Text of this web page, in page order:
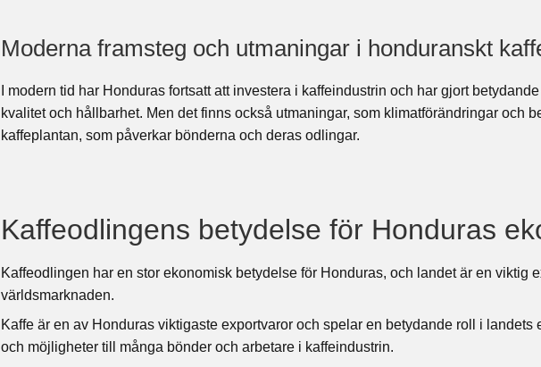
Moderna framsteg och utmaningar i honduranskt
I modern tid har Honduras fortsatt att investera i kaffeindustrin och har gjort
kvalitet och hållbarhet. Men det finns också utmaningar, som klimatförändringar och
kaffeplantan, som påverkar bönderna och deras odlingar.
Kaffeodlingens betydelse för Honduras
Kaffeodlingen har en stor ekonomisk betydelse för Honduras, och landet är en viktig
världsmarknaden.
Kaffe är en av Honduras viktigaste exportvaror och spelar en betydande roll i landets
och möjligheter till många bönder och arbetare i kaffeindustrin.